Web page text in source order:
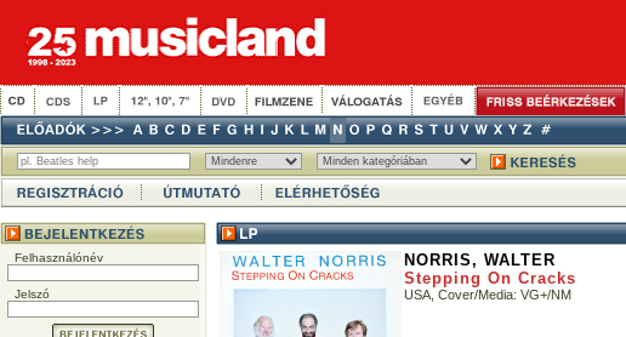
Felhasználónév
Jelszó
NORRIS, WALTER
Stepping On Cracks
USA, Cover/Media: VG+/NM